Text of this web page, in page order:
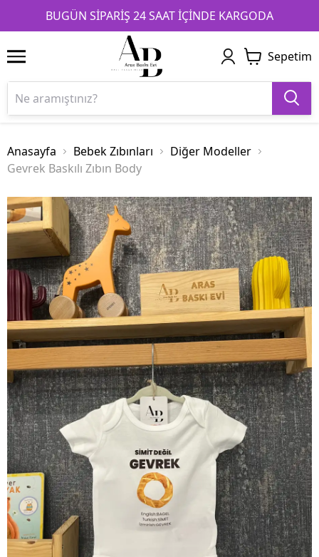
BUGÜN SİPARİŞ 24 SAAT İÇİNDE KARGODA
1 2 3
Sepetim
Anasayfa Bebek Zıbınları
Diğer Modeller
Gevrek Baskılı Zıbın Body